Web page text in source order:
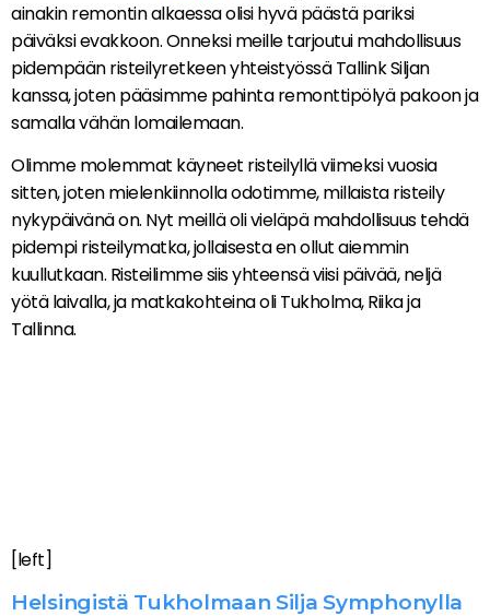
ainakin remontin alkaessa olisi hyvä päästä pariksi
päiväksi evakkoon. Onneksi meille tarjoutui mahdollisuus
pidempään risteilyretkeen yhteistyössä Tallink Siljan
kanssa, joten pääsimme pahinta remonttipölyä pakoon ja
samalla vähän lomailemaan.
Olimme molemmat käyneet risteilyllä viimeksi vuosia
sitten, joten mielenkiinnolla odotimme, millaista risteily
nykypäivänä on. Nyt meillä oli vieläpä mahdollisuus tehdä
pidempi risteilymatka, jollaisesta en ollut aiemmin
kuullutkaan. Risteilimme siis yhteensä viisi päivää, neljä
yötä laivalla, ja matkakohteina oli Tukholma, Riika ja
Tallinna.
[left]
Helsingistä Tukholmaan Silja Symphonylla